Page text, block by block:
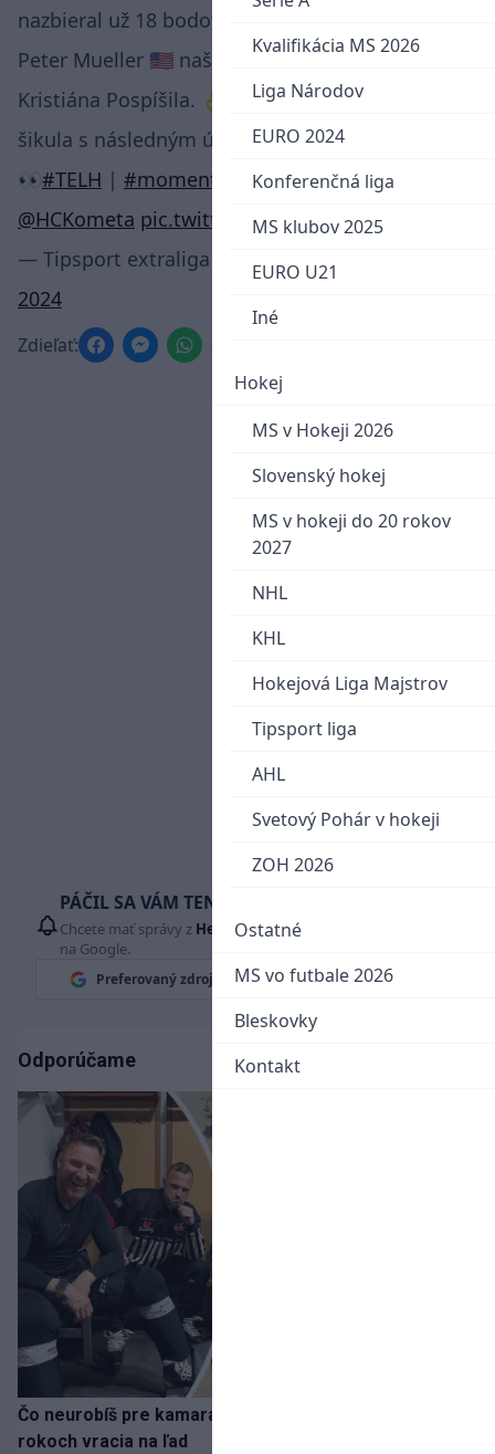
Kvalifikácia MS 2026
Liga Národov
EURO 2024
Konferenčná liga
MS klubov 2025
EURO U21
Iné
Hokej
MS v Hokeji 2026
Slovenský hokej
MS v hokeji do 20 rokov
2027
NHL
KHL
Hokejová Liga Majstrov
Tipsport liga
AHL
Svetový Pohár v hokeji
ZOH 2026
Ostatné
MS vo futbale 2026
Bleskovky
Kontakt
nazbieral už 18 bodov (2 G, 16 A).
Peter Mueller 🇺🇸 našel parádním lobem
Kristiána Pospíšila. 👌 Jak naložil slovenský
šikula s následným únikem? Podívejte se sami!
👀 #TELH | #momentytelh|#KOMTRI|
@HCKometa pic.twitter.com/swrnrGtSg5
— Tipsport extraliga (@telhcz) December 27,
2024
Zdieľať:
PÁČIL SA VÁM TENTO ČLÁNOK?
Chcete mať správy z Hetrik.skvždy ako prví? Pridajte si nás
na Google.
Preferovaný zdroj Google News
Odporúčame
Čo neurobíš pre kamaráta! Marián Hossa sa po troch
rokoch vracia na ľad